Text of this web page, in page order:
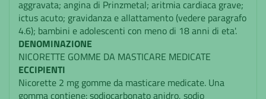
aggravata; angina di Prinzmetal; aritmia cardiaca grave;
ictus acuto; gravidanza e allattamento (vedere paragrafo
4.6); bambini e adolescenti con meno di 18 anni di eta'.
DENOMINAZIONE
NICORETTE GOMME DA MASTICARE MEDICATE
ECCIPIENTI
Nicorette 2 mg gomme da masticare medicate. Una
gomma contiene: sodiocarbonato anidro, sodio